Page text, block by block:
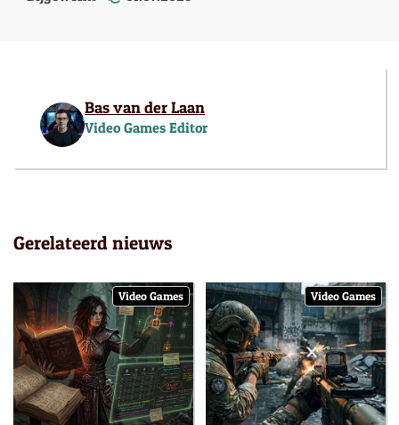
Bas van der Laan
Video Games Editor
Gerelateerd nieuws
Video Games Video Games